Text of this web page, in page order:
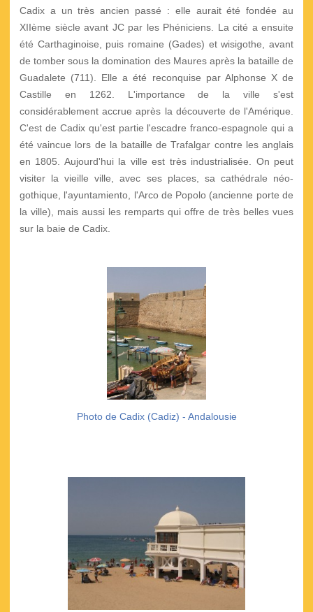
Cadix a un très ancien passé : elle aurait été fondée au
XIIème siècle avant JC par les Phéniciens. La cité a ensuite
été Carthaginoise, puis romaine (Gades) et wisigothe, avant
de tomber sous la domination des Maures après la bataille de
Guadalete (711). Elle a été reconquise par Alphonse X de
Castille en 1262. L'importance de la ville s'est
considérablement accrue après la découverte de l'Amérique.
C'est de Cadix qu'est partie l'escadre franco-espagnole qui a
été vaincue lors de la bataille de Trafalgar contre les anglais
en 1805. Aujourd'hui la ville est très industrialisée. On peut
visiter la vieille ville, avec ses places, sa cathédrale néo-
gothique, l'ayuntamiento, l'Arco de Popolo (ancienne porte de
la ville), mais aussi les remparts qui offre de très belles vues
sur la baie de Cadix.
Photo de Cadix (Cadiz) - Andalousie